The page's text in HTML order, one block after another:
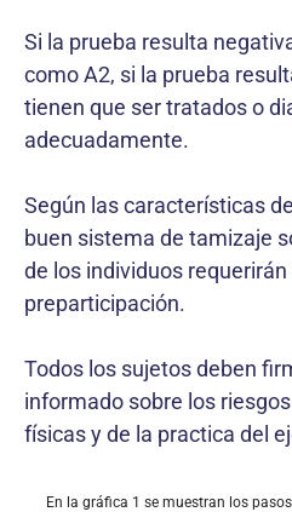
Si la prueba resulta
como A2, si la prueba
tienen que ser tratados o
adecuadamente.
Según las características
buen sistema de tamizaje
de los individuos
preparticipación.
Todos los sujetos deben
informado sobre los
físicas y de la practica del
En la gráfica 1 se muestran los